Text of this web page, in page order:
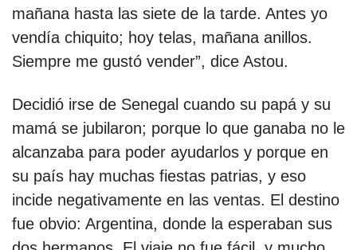
mañana hasta las siete de la tarde. Antes yo
vendía chiquito; hoy telas, mañana anillos.
Siempre me gustó vender”, dice Astou.
Decidió irse de Senegal cuando su papá y su
mamá se jubilaron; porque lo que ganaba no le
alcanzaba para poder ayudarlos y porque en
su país hay muchas fiestas patrias, y eso
incide negativamente en las ventas. El destino
fue obvio: Argentina, donde la esperaban sus